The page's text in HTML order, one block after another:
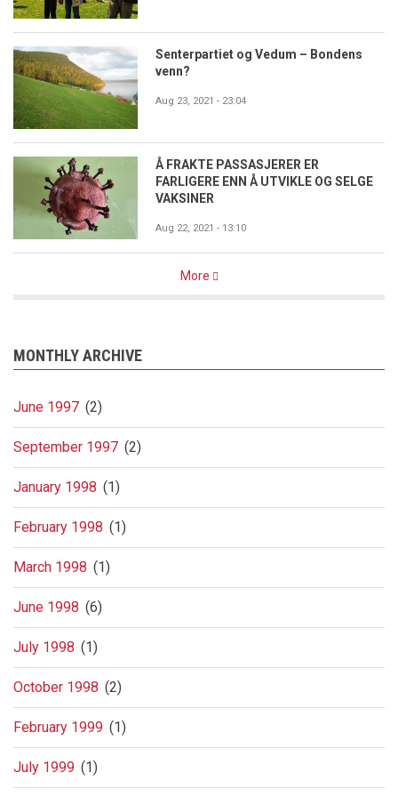
Senterpartiet og Vedum – Bondens
venn?
Aug 23, 2021 - 23:04
Å FRAKTE PASSASJERER ER
FARLIGERE ENN Å UTVIKLE OG SELGE
VAKSINER
Aug 22, 2021 - 13:10
More
MONTHLY ARCHIVE
June 1997 (2)
September 1997 (2)
January 1998 (1)
February 1998 (1)
March 1998 (1)
June 1998 (6)
July 1998 (1)
October 1998 (2)
February 1999 (1)
July 1999 (1)